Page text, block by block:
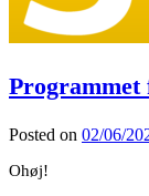
Programmet
Posted on 02/06/
Ohøj!